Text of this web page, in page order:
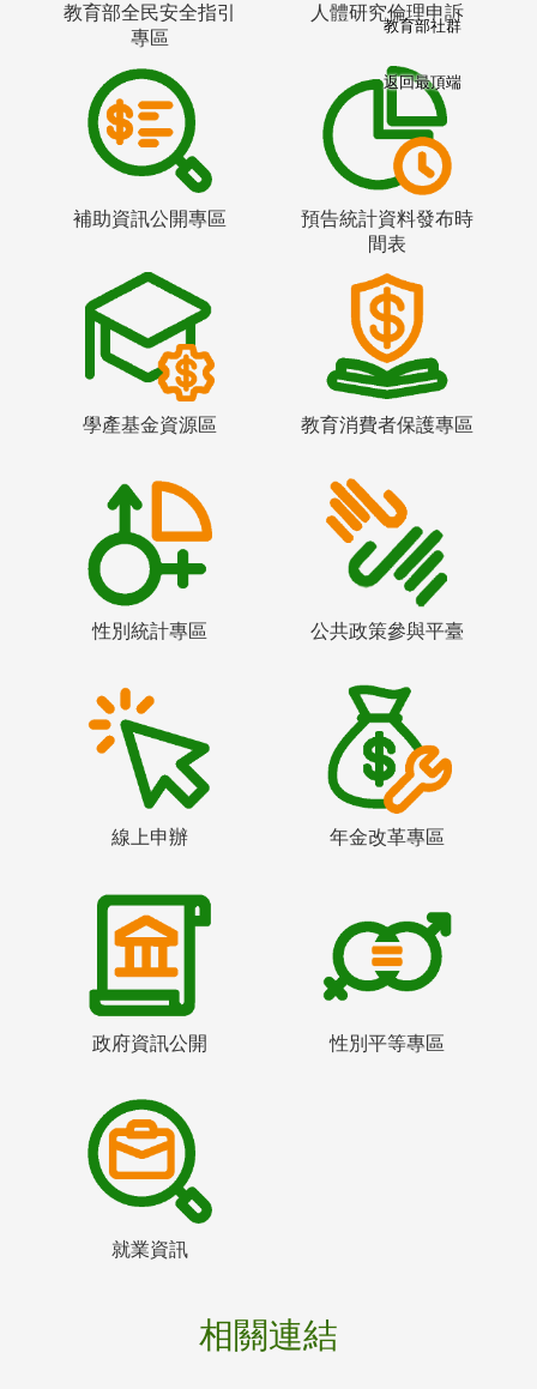
教育部全民安全指引
專區
人體研究倫理申訴
補助資訊公開專區
預告統計資料發布時
間表
學產基金資源區 教育消費者保護專區
性別統計專區 公共政策參與平臺
線上申辦 年金改革專區
政府資訊公開 性別平等專區
就業資訊
相關連結
教育部社群
返回最頂端